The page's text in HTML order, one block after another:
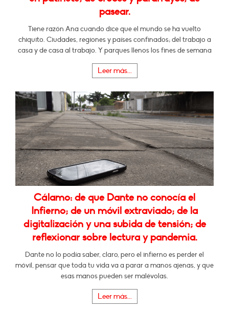
pasear.
Tiene razón Ana cuando dice que el mundo se ha vuelto
chiquito. Ciudades, regiones y países confinados; del trabajo a
casa y de casa al trabajo. Y parques llenos los fines de semana
Leer más...
Cálamo: de que Dante no conocía el
Infierno; de un móvil extraviado; de la
digitalización y una subida de tensión; de
reflexionar sobre lectura y pandemia.
Dante no lo podía saber, claro, pero el infierno es perder el
móvil, pensar que toda tu vida va a parar a manos ajenas, y que
esas manos pueden ser malévolas.
Leer más...